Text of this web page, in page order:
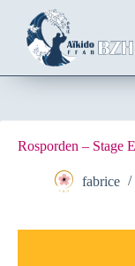
Rosporden – Stage
fabrice